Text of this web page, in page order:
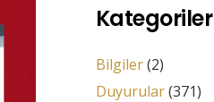
Kategoriler
Bilgiler(2)
Duyurular(371)